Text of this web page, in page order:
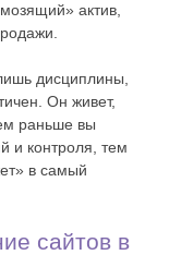
актив,
дисциплины,
Он живет,
раньше вы
и контроля, тем
в самый
сайтов в